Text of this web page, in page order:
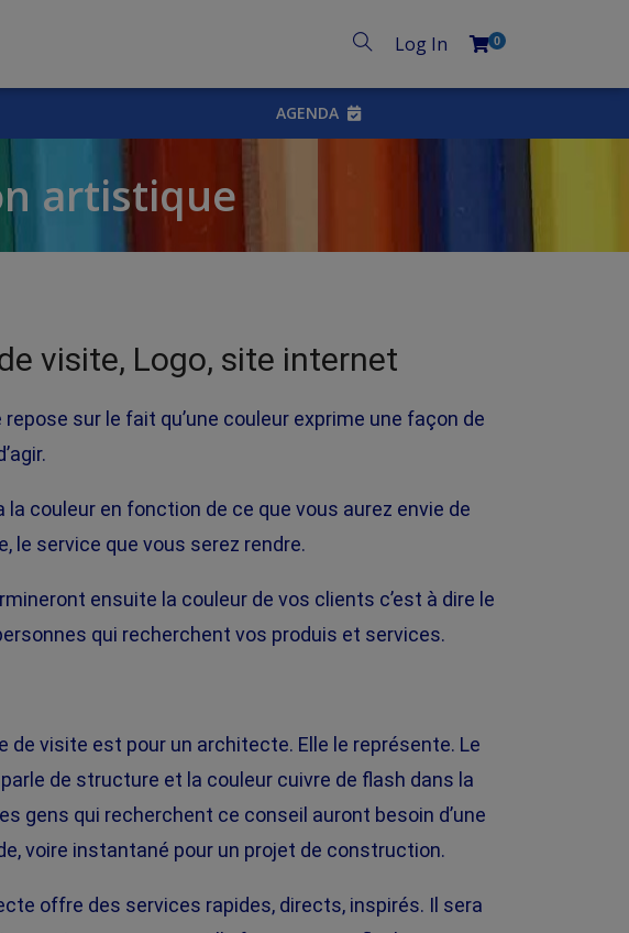
Log In 0
AGENDA
artistique
visite, Logo, site internet
repose sur le fait qu’une couleur exprime une façon de
la couleur en fonction de ce que vous aurez envie de
le service que vous serez rendre.
ensuite la couleur de vos clients c’est à dire le
qui recherchent vos produis et services.
de visite est pour un architecte. Elle le représente. Le
de structure et la couleur cuivre de flash dans la
gens qui recherchent ce conseil auront besoin d’une
voire instantané pour un projet de construction.
offre des services rapides, directs, inspirés. Il sera